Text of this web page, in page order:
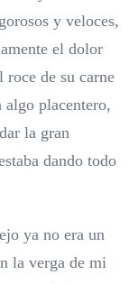
y veloces,
el dolor
roce de su carne
algo placentero,
la gran
dando todo
ya no era un
la verga de mi